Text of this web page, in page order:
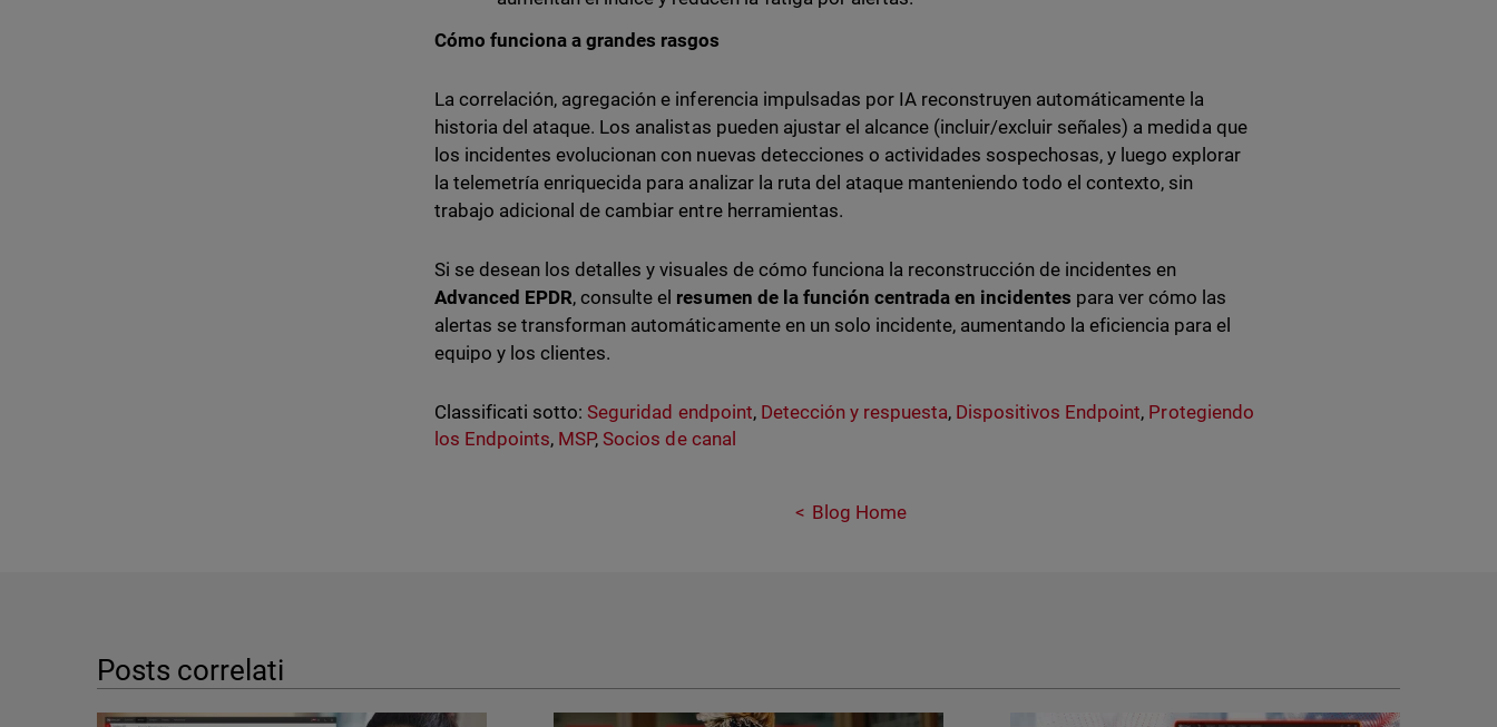
Cómo funciona a grandes rasgos
La correlación, agregación e inferencia impulsadas por IA reconstruyen automáticamente la
historia del ataque. Los analistas pueden ajustar el alcance (incluir/excluir señales) a medida que
los incidentes evolucionan con nuevas detecciones o actividades sospechosas, y luego explorar
la telemetría enriquecida para analizar la ruta del ataque manteniendo todo el contexto, sin
trabajo adicional de cambiar entre herramientas.
Si se desean los detalles y visuales de cómo funciona la reconstrucción de incidentes en
Advanced EPDR, consulte el resumen de la función centrada en incidentes para ver cómo las
alertas se transforman automáticamente en un solo incidente, aumentando la eficiencia para el
equipo y los clientes.
Classificati sotto: Seguridad endpoint, Detección y respuesta, Dispositivos Endpoint, Protegiendo
los Endpoints, MSP,Socios de canal
Blog Home
Posts correlati